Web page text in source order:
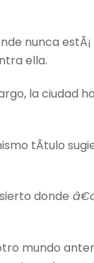
nunca estÃ¡
ella.
la ciudad
tÃ­tulo
donde
mundo